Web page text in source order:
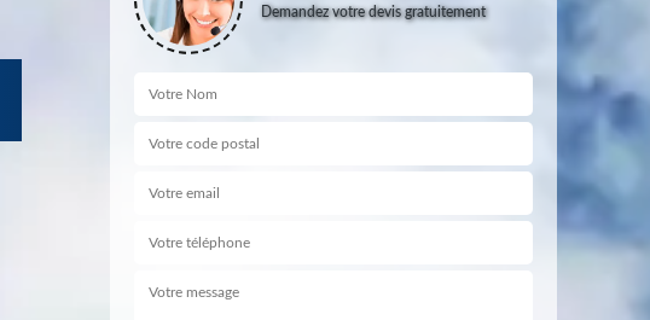
Demandez votre devis gratuitement